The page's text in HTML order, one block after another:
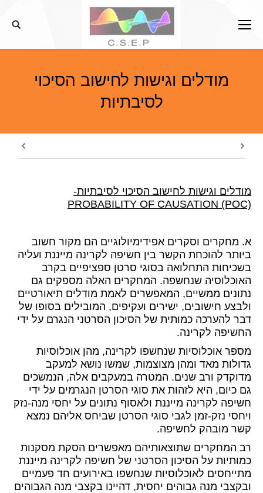
לתוכן
מודלים וגישות לחישוב הסיכוי
לסיבתיות
מודלים וגישות לחישוב הסיכוי לסיבתיות-
PROBABILITY OF CAUSATION (POC)
א. מחקרים וסקרים אפידימיולוגיים הם מקור חשוב
ביותר להוכחת הקשר בין חשיפה לקרינה מייננת ועליה
בשכיחות התחלואה בסוגי סרטן ספציפיים בקרב
האוכלוסיה שנחשפה. המחקרים האלה מספקים גם
נתונים ממשיים, המאפשרים לאמת מודלים תיאורטיים
ולבצע חישובים, ישירים ועקיפים, המובילים בסופו של
דבר להערכה כמותית של הסיכון הסרטני הנגרם על ידי
החשיפה לקרינה.
מספר אוכלוסיות שנחשפו לקרינה, מהן אוכלוסיות
גדולות מאד ומהן מצוצמות, שמשו נושא למעקב
מדוקדק ורב שנים. המטרה במעקבים אלה, הנמשכים
גם כיום, היא לזהות את סוגי הסרטן הנגרמים על ידי
חשיפה לקרינה מייננת ולאסוף נתונים על יחסי מנה-נזק
ויחסי נזק-זמן לגבי סוגי הסרטן שביחס אליהם נמצא
קשר מובהק לחשיפה.
רב המחקרים שתוצאותיהם מאפשרים הסקת מסקנות
כמותיות על הסיכון הסרטני של חשיפה לקרינה מייננת
מתייחסים לאוכלוסיות שנחשפו באירועים חד פעמיים
ובקצבי מנה גבוהים יחסית, דהיינו בקצבי מנה הגבוהים